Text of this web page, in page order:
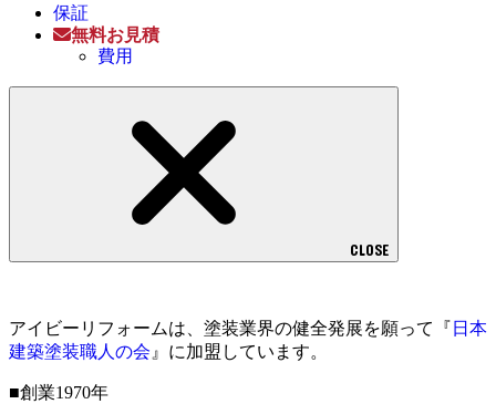
保証
無料お見積
費用
CLOSE
アイビーリフォームは、塗装業界の健全発展を願って『 日本
建築塗装職人の会 』に加盟しています。
■創業1970年